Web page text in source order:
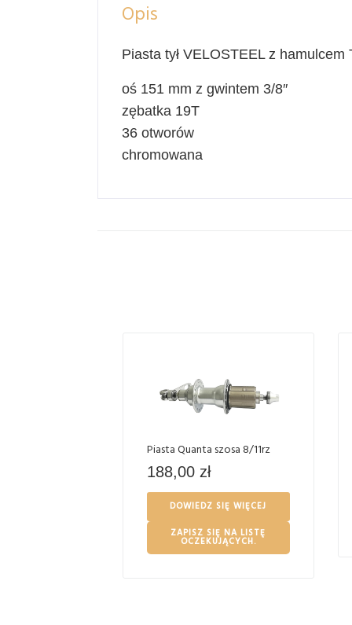
Opis
Piasta tył VELOSTEEL z hamulcem
oś 151 mm z gwintem 3/8″
zębatka 19T
36 otworów
chromowana
Piasta Quanta szosa 8/11rz
188,00 zł
DOWIEDZ SIĘ WIĘCEJ
ZAPISZ SIĘ NA LISTĘ
OCZEKUJĄCYCH.